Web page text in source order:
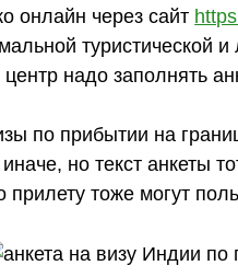
онлайн через сайт
туристической
надо заполнять
по прибытии на
но текст анкеты
прилету тоже могут